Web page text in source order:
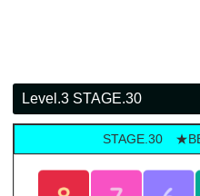
Level.3 STAGE.30
STAGE.30